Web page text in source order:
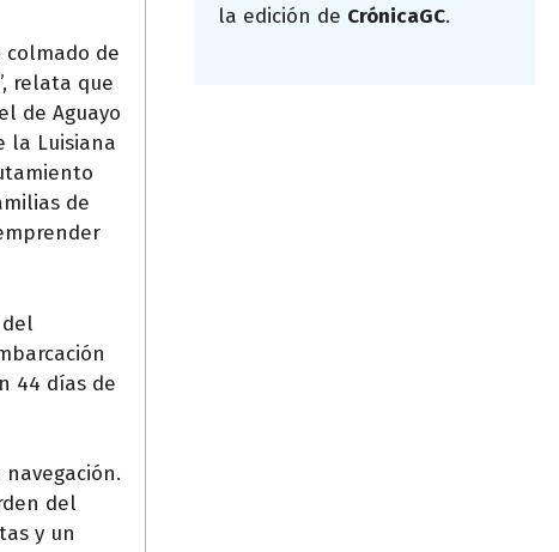
colmado de
relata que
de Aguayo
la Luisiana
de
44 días de
del
y un
la edición de CrónicaGC.